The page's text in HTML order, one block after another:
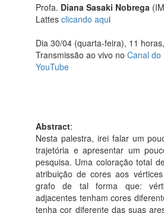
Profa. Diana Sasaki Nobrega
Lattes clicando aqui
Dia 30/04 (quarta-feira), 11
Transmissão ao vivo no Canal do
YouTube
Abstract:
Nesta palestra, irei falar um
trajetória e apresentar um
pesquisa. Uma coloração total
atribuição de cores aos
grafo de tal forma que:
adjacentes tenham cores
tenha cor diferente das suas